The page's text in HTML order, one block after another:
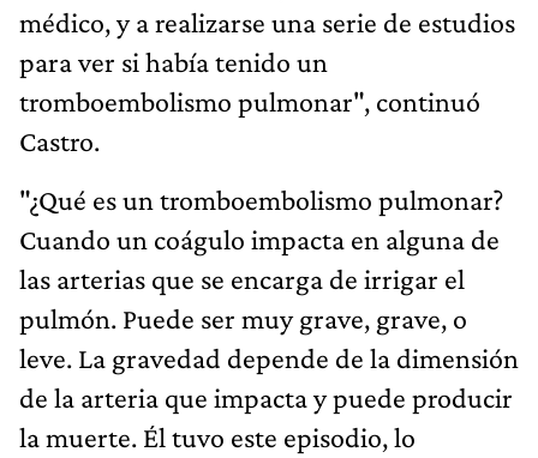
médico, y a realizarse una serie de estudios
para ver si había tenido un
tromboembolismo pulmonar", continuó
Castro.
"¿Qué es un tromboembolismo pulmonar?
Cuando un coágulo impacta en alguna de
las arterias que se encarga de irrigar el
pulmón. Puede ser muy grave, grave, o
leve. La gravedad depende de la dimensión
de la arteria que impacta y puede producir
la muerte. Él tuvo este episodio, lo